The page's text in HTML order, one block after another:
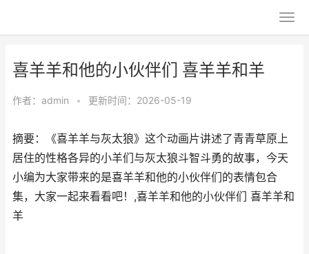
喜羊羊和他的小伙伴们 喜羊羊和羊
作者： admin • 更新时间：2026-05-19
摘要：​《喜羊羊与灰太狼》这个动画片讲述了青青草原上
居住的性格各异的小羊们与灰太狼斗智斗勇的故事，今天
小编为大家带来的是喜羊羊和他的小伙伴们的表情包合
集，大家一起来看看吧！,喜羊羊和他的小伙伴们 喜羊羊和
羊